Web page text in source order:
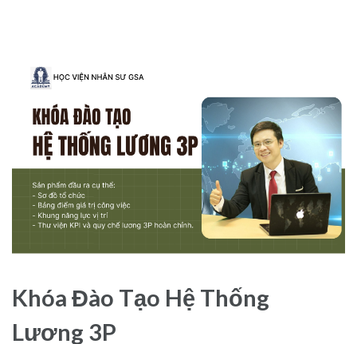
Khóa Đào Tạo Hệ Thống
Lương 3P